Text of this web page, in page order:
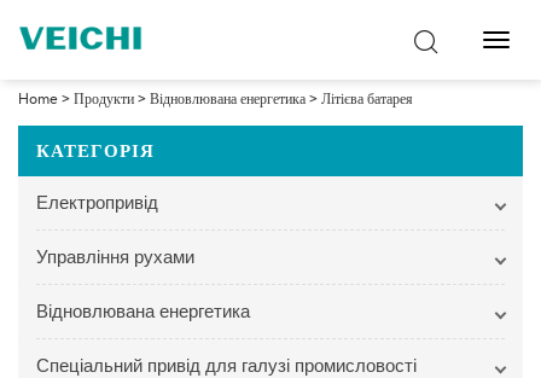
Home > Продукти > Відновлювана енергетика > Літієва батарея
КАТЕГОРІЯ
Електропривід
Управління рухами
Відновлювана енергетика
Спеціальний привід для галузі промисловості